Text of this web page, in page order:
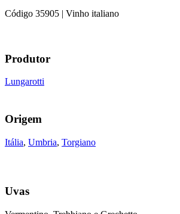
Código 35905 | Vinho italiano
Produtor
Lungarotti
Origem
Itália, Umbria, Torgiano
Uvas